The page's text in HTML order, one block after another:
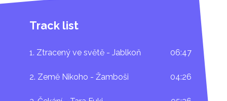
koncertě v pražském klubu
Vagón (od 21:00 hod.),
Track list
1. Ztracený ve světě - Jablkoň 06:47
2. Země Nikoho - Žamboši 04:26